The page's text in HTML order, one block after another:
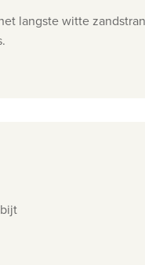
langste witte